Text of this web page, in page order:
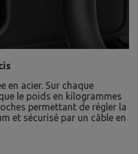
en acier. Sur chaque
le poids en kilogrammes
permettant de régler la
et sécurisé par un câble en